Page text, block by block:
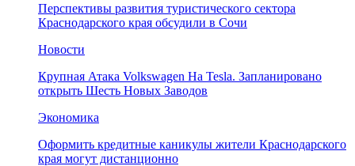
Перспективы развития туристического сектора
Краснодарского края обсудили в Сочи
Новости
Крупная Атака Volkswagen На Tesla. Запланировано
открыть Шесть Новых Заводов
Экономика
Оформить кредитные каникулы жители Краснодарского
края могут дистанционно